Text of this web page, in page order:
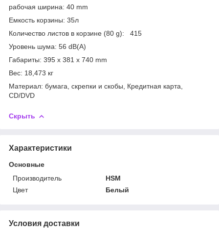
рабочая ширина: 40 mm
Емкость корзины: 35л
Количество листов в корзине (80 g): 415
Уровень шума: 56 dB(A)
Габариты: 395 x 381 x 740 mm
Вес: 18,473 кг
Материал: бумага, скрепки и скобы, Кредитная карта,
CD/DVD
Скрыть
Характеристики
Основные
Производитель
HSM
Цвет
Белый
Условия доставки